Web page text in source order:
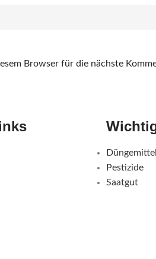
Browser für die nächste
Düngemittel
Pestizide
Saatgut